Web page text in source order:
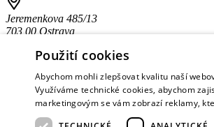
Jeremenkova 485/13
703 00 Ostrava
Pečují i o dětské pacienty, perinatální péče
Možnost návštěvy i v domácnostech
Dojezd cca 30 minut od kontaktních
Použití cookies
Abychom mohli zlepšovat kvalitu naší
Využíváme technické cookies, abychom
marketingovým se vám zobrazí reklamy,